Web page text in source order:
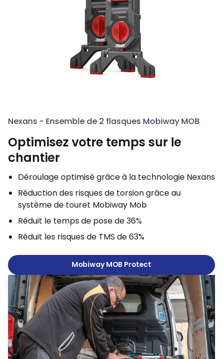
Nexans - Ensemble de 2 flasques Mobiway MOB
Optimisez votre temps sur le
chantier
Déroulage optimisé grâce à la technologie Nexans
Réduction des risques de torsion grâce au
système de touret Mobiway Mob
Réduit le temps de pose de 36%
Réduit les risques de TMS de 63%
Mobiway MOB Protect